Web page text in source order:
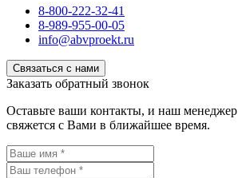
8-800-222-32-41
8-989-955-00-05
info@abvproekt.ru
Связаться с нами
Заказать обратный звонок
Оставьте ваши контакты, и наш менеджер
свяжется с Вами в ближайшее время.